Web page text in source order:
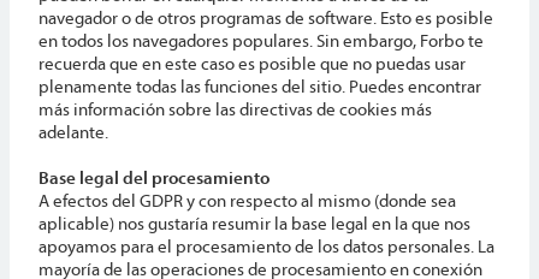
navegador o de otros programas de software. Esto es posible
en todos los navegadores populares. Sin embargo, Forbo te
recuerda que en este caso es posible que no puedas usar
plenamente todas las funciones del sitio. Puedes encontrar
más información sobre las directivas de cookies más
adelante.
Base legal del procesamiento
A efectos del GDPR y con respecto al mismo (donde sea
aplicable) nos gustaría resumir la base legal en la que nos
apoyamos para el procesamiento de los datos personales. La
mayoría de las operaciones de procesamiento en conexión